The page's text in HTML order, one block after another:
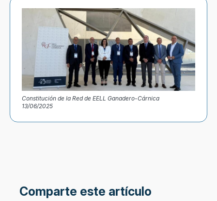
Constitución de la Red de EELL Ganadero-Cárnica
13/06/2025
Comparte este artículo